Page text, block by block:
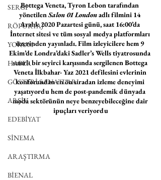
SERGİ
RÖPORTAJ
YORUM
HABER
GÖSTERİ SANATLARI
ARŞİV
EDEBİYAT
SİNEMA
ARAŞTIRMA
BİENAL
Bottega Veneta, Tyron Lebon tarafından
yönetilen Salon 01 London adlı filmini 14
Aralık 2020 Pazartesi günü, saat 16:00’da
İnternet sitesi ve tüm sosyal medya platformları
üzerinden yayınladı. Film izleyicilere hem 9
Ekim’de Londra’daki Sadler’s Wells tiyatrosunda
sınırlı bir seyirci karşısında sergilenen Bottega
Veneta İlkbahar- Yaz 2021 defilesini evlerinin
konforundan en ön sıradan izleme deneyimi
yaşatıyordu hem de post-pandemik dünyada
moda sektörünün neye benzeyebileceğine dair
ipuçları veriyordu